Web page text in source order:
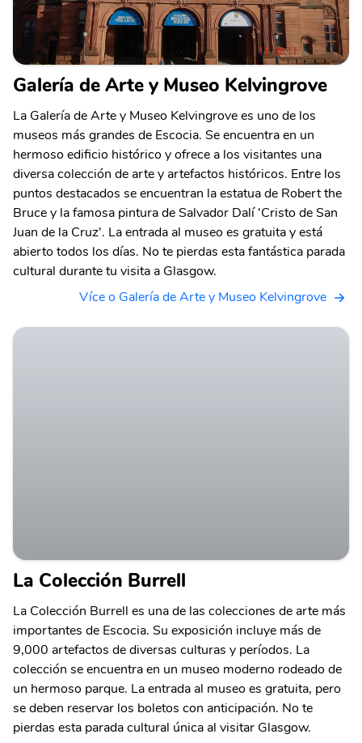
Galería de Arte y Museo Kelvingrove
La Galería de Arte y Museo Kelvingrove es uno de los
museos más grandes de Escocia. Se encuentra en un
hermoso edificio histórico y ofrece a los visitantes una
diversa colección de arte y artefactos históricos. Entre los
puntos destacados se encuentran la estatua de Robert the
Bruce y la famosa pintura de Salvador Dalí 'Cristo de San
Juan de la Cruz'. La entrada al museo es gratuita y está
abierto todos los días. No te pierdas esta fantástica parada
cultural durante tu visita a Glasgow.
Více o Galería de Arte y Museo Kelvingrove
La Colección Burrell
La Colección Burrell es una de las colecciones de arte más
importantes de Escocia. Su exposición incluye más de
9,000 artefactos de diversas culturas y períodos. La
colección se encuentra en un museo moderno rodeado de
un hermoso parque. La entrada al museo es gratuita, pero
se deben reservar los boletos con anticipación. No te
pierdas esta parada cultural única al visitar Glasgow.